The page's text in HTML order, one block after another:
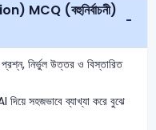
নির্ভুল উত্তর ও বিস্তারিত
দিয়ে সহজভাবে ব্যাখ্যা করে বুঝে